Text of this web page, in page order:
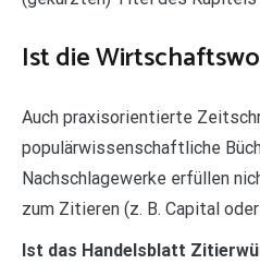
Ist die
Auch praxisorientierte
populärwissenschaftliche
Nachschlagewerke erfüllen
zum Zitieren (z. B. Capital
Ist das Handelsblatt